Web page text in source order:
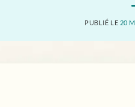
PUBLIÉ LE 20